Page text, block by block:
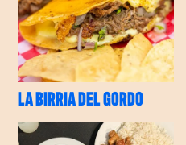
LA BIRRIA DEL GORDO